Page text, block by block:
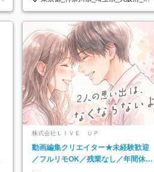
知県…
株式会社ＬＩＶＥ ＵＰ
動画編集クリエイター★未経験歓迎
／フルリモOK／残業なし／年間休日